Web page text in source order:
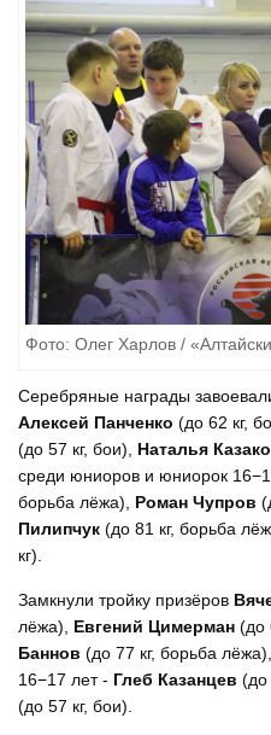
Фото: Олег Харлов /
Серебряные награды
Алексей Панченко (до 62 кг,
(до 57 кг, бои), Наталья
среди юниоров и юниорок
борьба лёжа), Роман Чупров
Пилипчук (до 81 кг, борьба
кг).
Замкнули тройку призёров
лёжа), Евгений Цимерман (до
Баннов (до 77 кг, борьба
16−17 лет - Глеб Казанцев (до
(до 57 кг, бои).